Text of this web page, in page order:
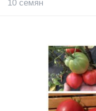
10 семян